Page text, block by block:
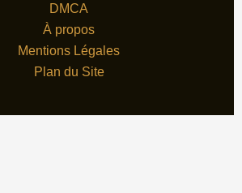
DMCA
À propos
Mentions Légales
Plan du Site